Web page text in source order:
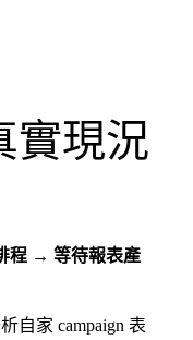
實現況
程 → 等待報表產
自家 campaign 表